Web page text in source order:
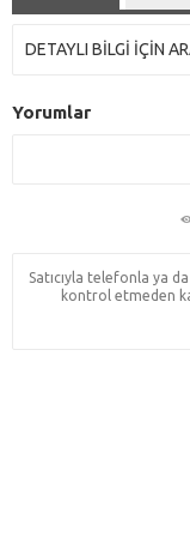
DETAYLI BİLGİ İÇİN
Yorumlar
Satıcıyla telefonla ya
kontrol etmeden